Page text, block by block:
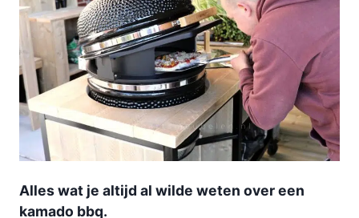
Alles wat je altijd al wilde weten over een
kamado bbq.